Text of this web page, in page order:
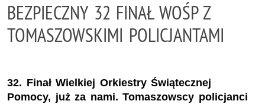
BEZPIECZNY 32 FINAŁ WOŚP Z
TOMASZOWSKIMI POLICJANTAMI
32. Finał Wielkiej Orkiestry Świątecznej
Pomocy, już za nami. Tomaszowscy policjanci